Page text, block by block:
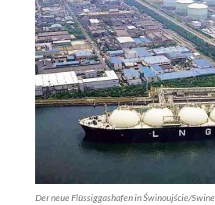
Der neue Flüssiggashafen in Świnoujście/